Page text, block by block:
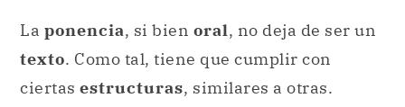
La ponencia, si bien oral, no deja de ser un
texto. Como tal, tiene que cumplir con
ciertas estructuras, similares a otras.